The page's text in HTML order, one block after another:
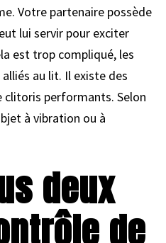
Votre partenaire possède
lui servir pour exciter
est trop compliqué, les
au lit. Il existe des
performants. Selon
à vibration ou à
deux
de